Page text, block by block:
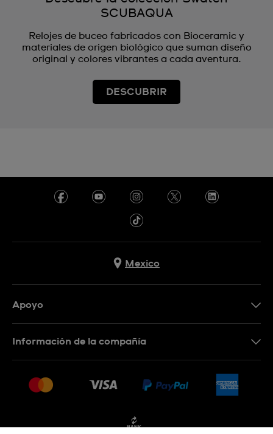
SCUBAQUA
Relojes de buceo fabricados con Bioceramic y
materiales de origen biológico que suman diseño
original y colores vibrantes a cada aventura.
DESCUBRIR
Mexico
Apoyo
Condiciones de venta
Información de la compañía
Empleo